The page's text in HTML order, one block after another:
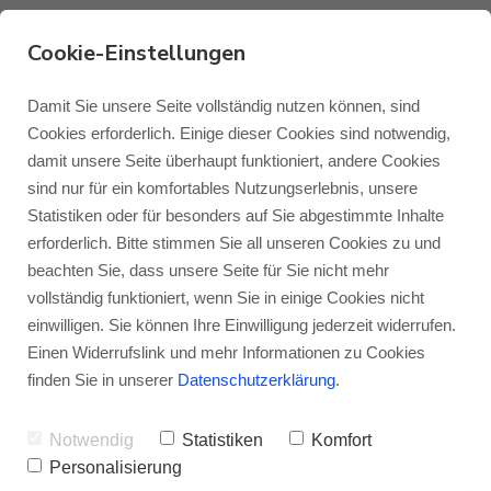
Monitor Audio
Monitor Audio Custom Install
Roksan
Blok
Blog Monitor Audio
Blog Roksan
Blog Blok
Die Monitor Audio Gold
100 6G überzeugt im
Test bei StereoNET
VON JENS RAGENOW 16.04.2025
DieMonitor Audio Gold 100 6Gist ein
spannender Exot im Monitor Audio-
Lautsprecher im Kompaktformat – und
Cookie-Einstellungen
Damit Sie unsere Seite vollständig nutzen können, sind
Cookies erforderlich. Einige dieser Cookies sind notwendig,
damit unsere Seite überhaupt funktioniert, andere Cookies
sind nur für ein komfortables Nutzungserlebnis, unsere
Statistiken oder für besonders auf Sie abgestimmte Inhalte
erforderlich. Bitte stimmen Sie all unseren Cookies zu und
beachten Sie, dass unsere Seite für Sie nicht mehr
vollständig funktioniert, wenn Sie in einige Cookies nicht
einwilligen. Sie können Ihre Einwilligung jederzeit widerrufen.
Einen Widerrufslink und mehr Informationen zu Cookies
finden Sie in unserer Datenschutzerklärung.
Notwendig Statistiken
Komfort
Personalisierung